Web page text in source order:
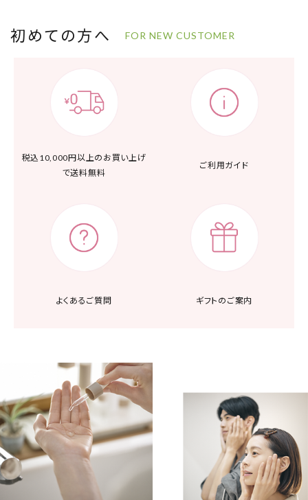
初めての方へ FOR NEW CUSTOMER
税込10,000円以上の お買い上げ
で送料無料
ご利用ガイド
よくあるご質問 ギフトのご案内